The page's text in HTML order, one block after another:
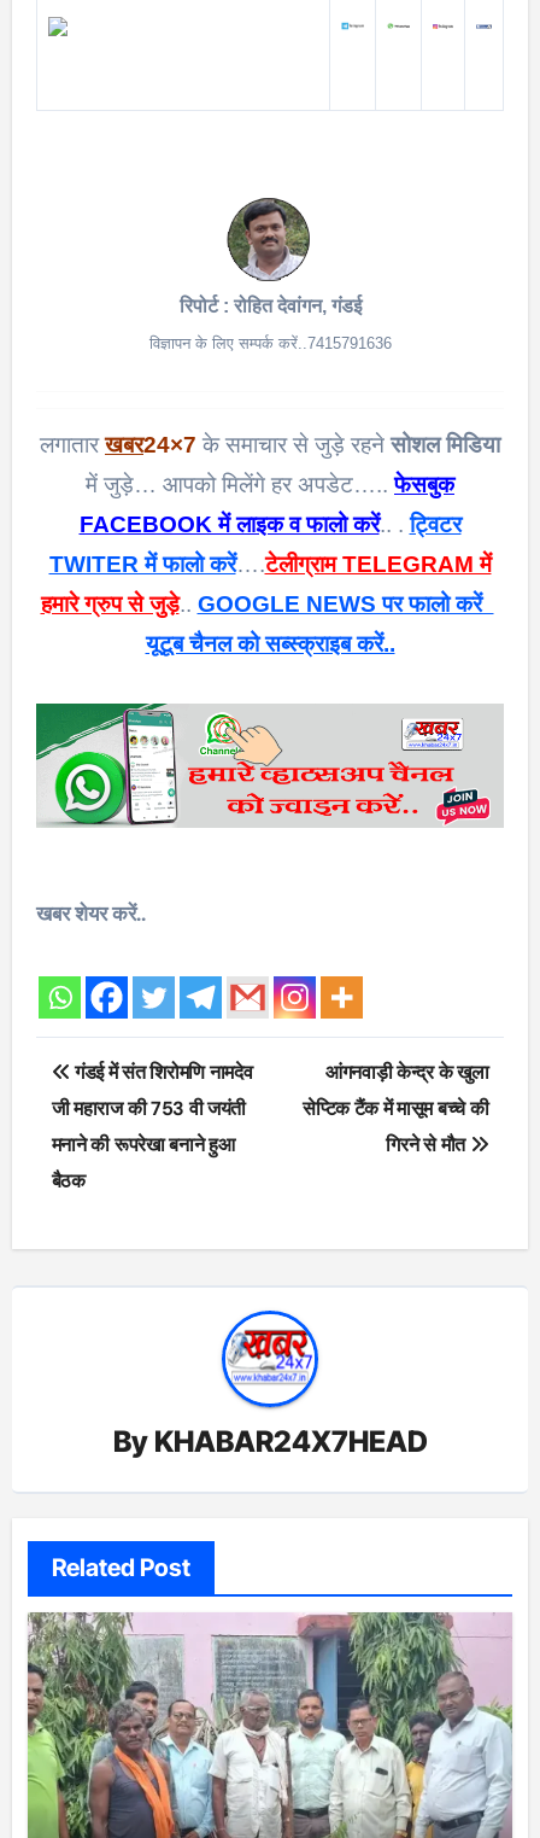
रिपोर्ट : रोहित देवांगन, गंडई
विज्ञापन के लिए सम्पर्क करें..7415791636
लगातारखबर24×7 के समाचार से जुड़े रहनेसोशल मिडिया
में जुड़े… आपको मिलेंगे हर अपडेट…..फेसबुक
FACEBOOK में लाइक व फालो करें.. .ट्विटर
TWITER में फालो करें….टेलीग्राम TELEGRAM में
हमारे ग्रुप से जुड़े.. GOOGLE NEWS पर फालो करें
यूटूब चैनल को सब्स्क्राइब करें..
खबर शेयर करें..
Post
navigation
गंडई में संत शिरोमणि नामदेव
जी महाराज की 753 वी जयंती
मनाने की रूपरेखा बनाने हुआ
बैठक
आंगनवाड़ी केन्द्र के खुला
सेप्टिक टैंक में मासूम बच्चे की
गिरने से मौत
By KHABAR24X7HEAD
Related Post